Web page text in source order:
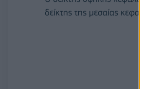
δείκτης της μεσαίας